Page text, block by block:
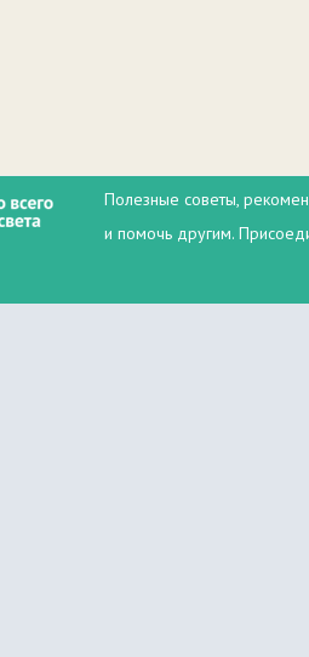
Полезные советы,
и помочь другим.